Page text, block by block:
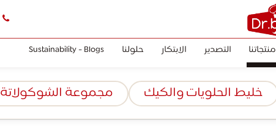
منتجاتنا التصدير الابتكار حلولنا Sustainability - Blogs
خليط الحلويات والكيك مجموعة الشوكولاتة